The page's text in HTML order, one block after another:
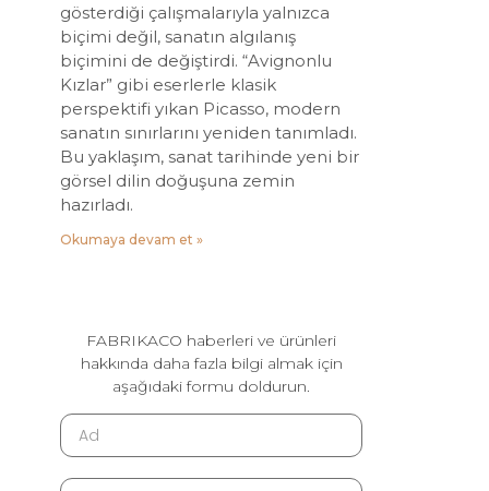
gösterdiği çalışmalarıyla yalnızca
biçimi değil, sanatın algılanış
biçimini de değiştirdi. “Avignonlu
Kızlar” gibi eserlerle klasik
perspektifi yıkan Picasso, modern
sanatın sınırlarını yeniden tanımladı.
Bu yaklaşım, sanat tarihinde yeni bir
görsel dilin doğuşuna zemin
hazırladı.
Okumaya devam et »
FABRIKACO haberleri ve ürünleri
hakkında daha fazla bilgi almak için
aşağıdaki formu doldurun.